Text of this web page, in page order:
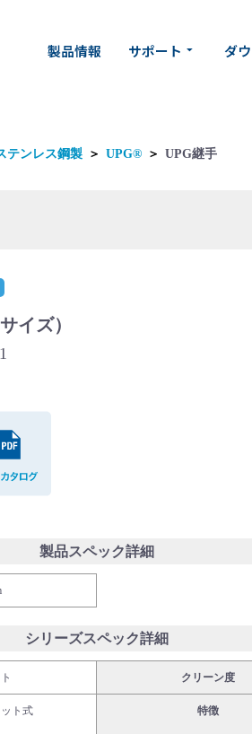
製品情報 サポート arrow_drop_down ダ
テンレス鋼製 ＞ UPG® ＞ UPG継手
イズ）
製品スペック詳細
シリーズスペック詳細
クリーン度
ト式 特徴